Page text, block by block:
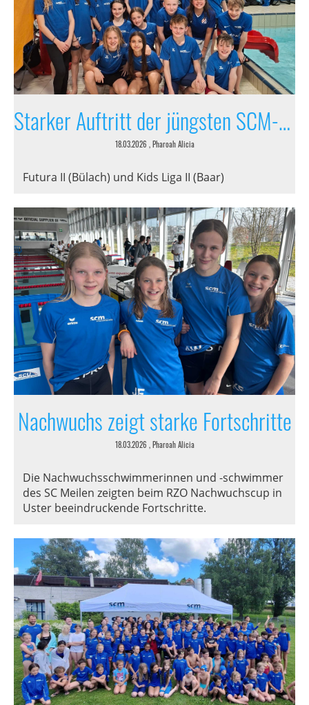
Starker Auftritt der jüngsten SCM-Schwimmer
18.03.2026 , Pharoah Alicia
Futura II (Bülach) und Kids Liga II (Baar)
Nachwuchs zeigt starke Fortschritte
18.03.2026 , Pharoah Alicia
Die Nachwuchsschwimmerinnen und -schwimmer
des SC Meilen zeigten beim RZO Nachwuchscup in
Uster beeindruckende Fortschritte.